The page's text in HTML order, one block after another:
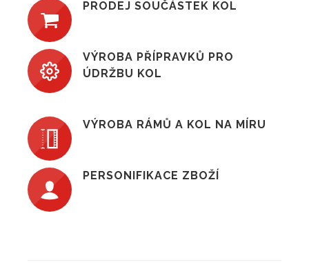
PRODEJ SOUČÁSTEK KOL
VÝROBA PŘÍPRAVKŮ PRO
ÚDRŽBU KOL
VÝROBA RÁMŮ A KOL NA MÍRU
PERSONIFIKACE ZBOŽÍ